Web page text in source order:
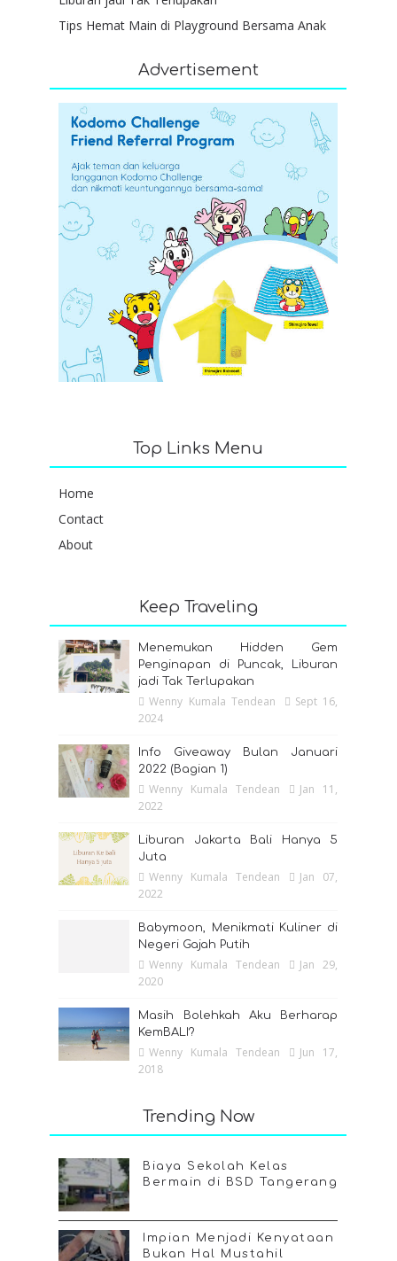
Tips Hemat Main di Playground Bersama Anak
Advertisement
Top Links Menu
Home
Contact
About
Keep Traveling
Menemukan Hidden Gem
Penginapan di Puncak, Liburan
jadi Tak Terlupakan
Wenny Kumala Tendean
Sept 16,
2024
Info Giveaway Bulan Januari
2022 (Bagian 1)
Wenny Kumala Tendean
Jan 11,
2022
Liburan Jakarta Bali Hanya 5
Juta
Wenny Kumala Tendean
Jan 07,
2022
Babymoon, Menikmati Kuliner di
Negeri Gajah Putih
Wenny Kumala Tendean
Jan 29,
2020
Masih Bolehkah Aku Berharap
KemBALI?
Wenny Kumala Tendean
Jun 17,
2018
Trending Now
Biaya Sekolah Kelas
Bermain di BSD Tangerang
Impian Menjadi Kenyataan
Bukan Hal Mustahil